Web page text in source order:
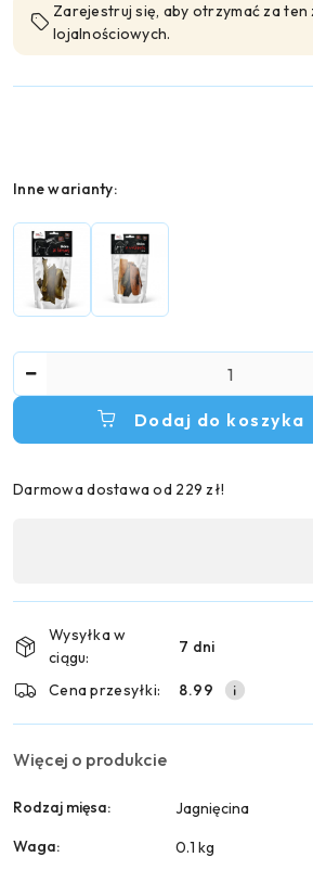
Zarejestruj się, aby otrzymać za ten
lojalnościowych.
Wariant
Inne warianty:
Dodaj do koszyka
Darmowa dostawa od 229 zł!
płatność
dostawa
Wysyłka w
ciągu:
7 dni
Cena przesyłki: 8.99
Więcej o produkcie
Rodzaj mięsa:
Jagnięcina
Waga:
0.1 kg